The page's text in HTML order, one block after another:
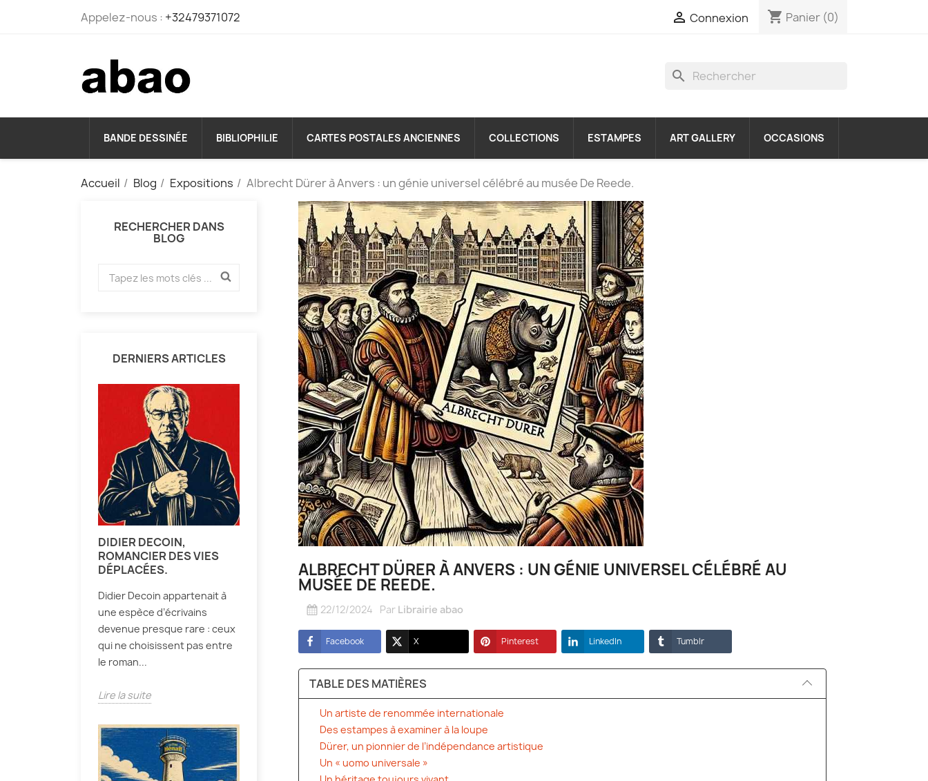
Appelez-nous : +32479371072  Connexion shopping_cart Panier (0)
search
BANDE DESSINÉE BIBLIOPHILIE CARTES POSTALES ANCIENNES COLLECTIONS ESTAMPES ART GALLERY OCCASIONS
Accueil Blog Expositions Albrecht Dürer à Anvers : un génie universel célébré au musée De Reede.
RECHERCHER DANS
BLOG
DERNIERS ARTICLES
DIDIER DECOIN,
ROMANCIER DES VIES
DÉPLACÉES.
Didier Decoin appartenait à
une espèce d’écrivains
devenue presque rare : ceux
qui ne choisissent pas entre
le roman...
Lire la suite
ALBRECHT DÜRER À ANVERS : UN GÉNIE UNIVERSEL CÉLÉBRÉ AU
MUSÉE DE REEDE.
22/12/2024 Par Librairie abao
Facebook X Pinterest LinkedIn Tumblr
TABLE DES MATIÈRES
Un artiste de renommée internationale
Des estampes à examiner à la loupe
Dürer, un pionnier de l’indépendance artistique
Un « uomo universale »